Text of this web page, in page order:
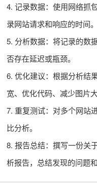
4. 记录数据：使用网络抓
录网站请求和响应的时间。
5. 分析数据：将记录的数
否存在延迟或瓶颈。
6. 优化建议：根据分析结
宽、优化代码、减少图片大
7. 重复测试：对多个网站
比分析。
8. 报告总结：撰写一份关
析报告，总结发现的问题和